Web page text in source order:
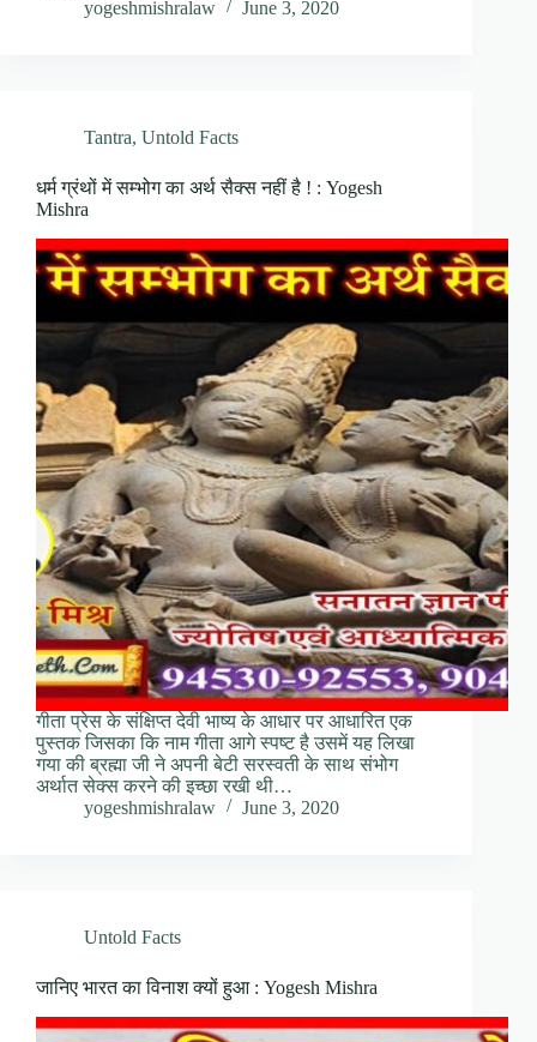
yogeshmishralaw
June 3, 2020
Tantra, Untold Facts
धर्म ग्रंथों में सम्भोग का अर्थ सैक्स नहीं है ! : Yogesh
Mishra
गीता प्रेस के संक्षिप्त देवी भाष्य के आधार पर आधारित एक
पुस्तक जिसका कि नाम गीता आगे स्पष्ट है उसमें यह लिखा
गया की ब्रह्मा जी ने अपनी बेटी सरस्वती के साथ संभोग
अर्थात सेक्स करने की इच्छा रखी थी…
yogeshmishralaw
June 3, 2020
Untold Facts
जानिए भारत का विनाश क्यों हुआ : Yogesh Mishra